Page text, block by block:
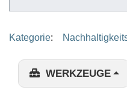
Kategorie:
WERKZEUGE